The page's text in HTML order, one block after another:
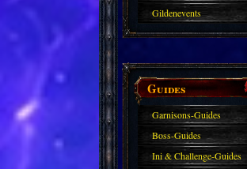
Gildenevents
Guides
Garnisons-Guides
Boss-Guides
Ini & Challenge-Guides